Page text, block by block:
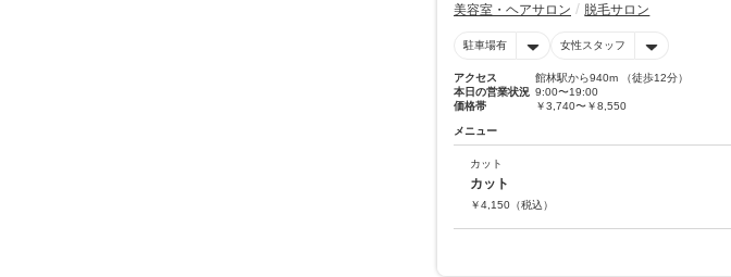
美容室・ヘアサロン 脱毛サロン
駐車場有 女性スタッフ
アクセス
館林駅から940m （徒歩12分）
本日の営業状況 9:00〜19:00
価格帯
￥3,740〜￥8,550
メニュー
カット
カット
￥4,150 （税込）